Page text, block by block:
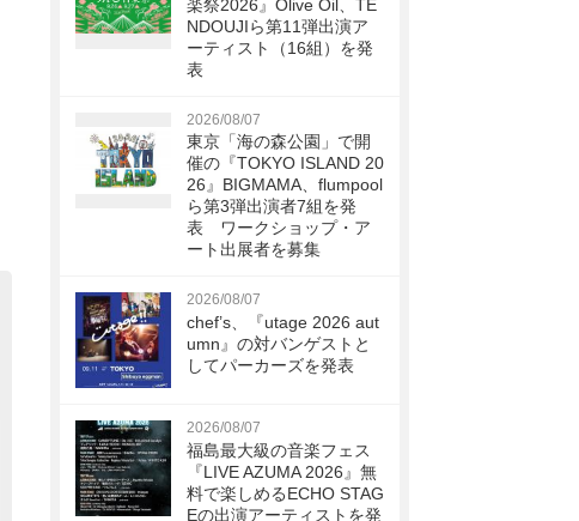
楽祭2026』Olive Oil、TE
NDOUJIら第11弾出演ア
ーティスト（16組）を発
表
2026/08/07
東京「海の森公園」で開
催の『TOKYO ISLAND 20
26』BIGMAMA、flumpool
ら第3弾出演者7組を発
表 ワークショップ・ア
ート出展者を募集
2026/08/07
chef’s、『utage 2026 aut
umn』の対バンゲストと
してパーカーズを発表
2026/08/07
福島最大級の音楽フェス
『LIVE AZUMA 2026』無
料で楽しめるECHO STAG
Eの出演アーティストを発